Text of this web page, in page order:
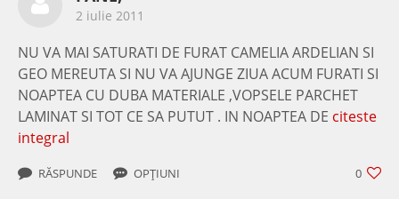
2 iulie 2011
NU VA MAI SATURATI DE FURAT CAMELIA ARDELIAN SI
GEO MEREUTA SI NU VA AJUNGE ZIUA ACUM FURATI SI
NOAPTEA CU DUBA MATERIALE ,VOPSELE PARCHET
LAMINAT SI TOT CE SA PUTUT . IN NOAPTEA DE citeste
integral
0
RĂSPUNDE OPȚIUNI